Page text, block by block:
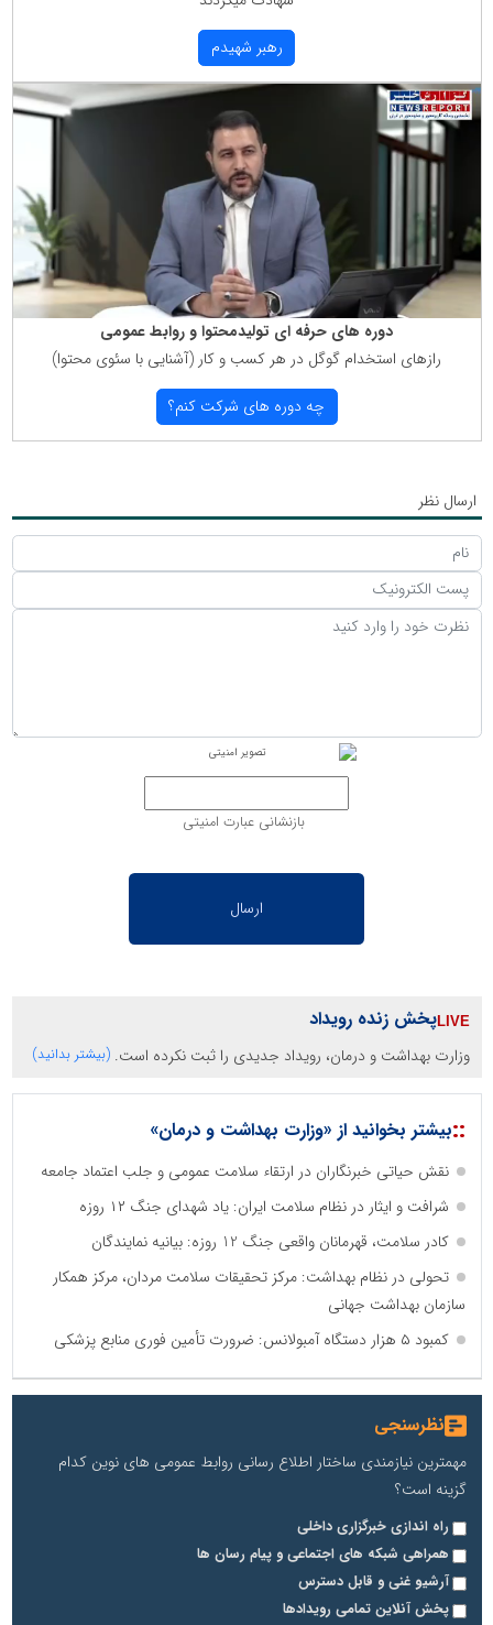
رهبر شهیدم
دوره های حرفه ای تولیدمحتوا و روابط عمومی
رازهای استخدام گوگل در هر كسب و كار (آشنایی با سئوی محتوا)
چه دوره های شركت كنم؟
ارسال نظر
بازنشانی عبارت امنیتی
پخش زنده رویداد
وزارت بهداشت و درمان، رویداد جدیدی را ثبت نکرده است. (بیشتر بدانید)
::بیشتر بخوانید از «وزارت بهداشت و درمان»
نقش حیاتی خبرنگاران در ارتقاء سلامت عمومی و جلب اعتماد جامعه
شرافت و ایثار در نظام سلامت ایران: یاد شهدای جنگ ۱۲ روزه
کادر سلامت، قهرمانان واقعی جنگ 12 روزه: بیانیه نمایندگان
تحولی در نظام بهداشت: مرکز تحقیقات سلامت مردان، مرکز همکار
سازمان بهداشت جهانی
کمبود ۵ هزار دستگاه آمبولانس: ضرورت تأمین فوری منابع پزشکی
نظرسنجی
مهمترین نیازمندی ساختار اطلاع رسانی روابط عمومی های نوین کدام
گزینه است؟
راه اندازی خبرگزاری داخلی
همراهی شبکه های اجتماعی و پیام رسان ها
آرشیو غنی و قابل دسترس
پخش آنلاین تمامی رویدادها